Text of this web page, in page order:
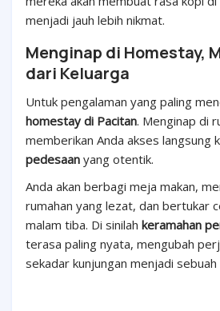
menjadi jauh lebih nikmat.
Menginap di Homestay,
dari Keluarga
Untuk pengalaman yang paling
homestay di Pacitan. Menginap di
memberikan Anda akses langsung
pedesaan yang otentik.
Anda akan berbagi meja makan,
rumahan yang lezat, dan bertukar
malam tiba. Di sinilah keramahan
terasa paling nyata, mengubah
sekadar kunjungan menjadi sebuah